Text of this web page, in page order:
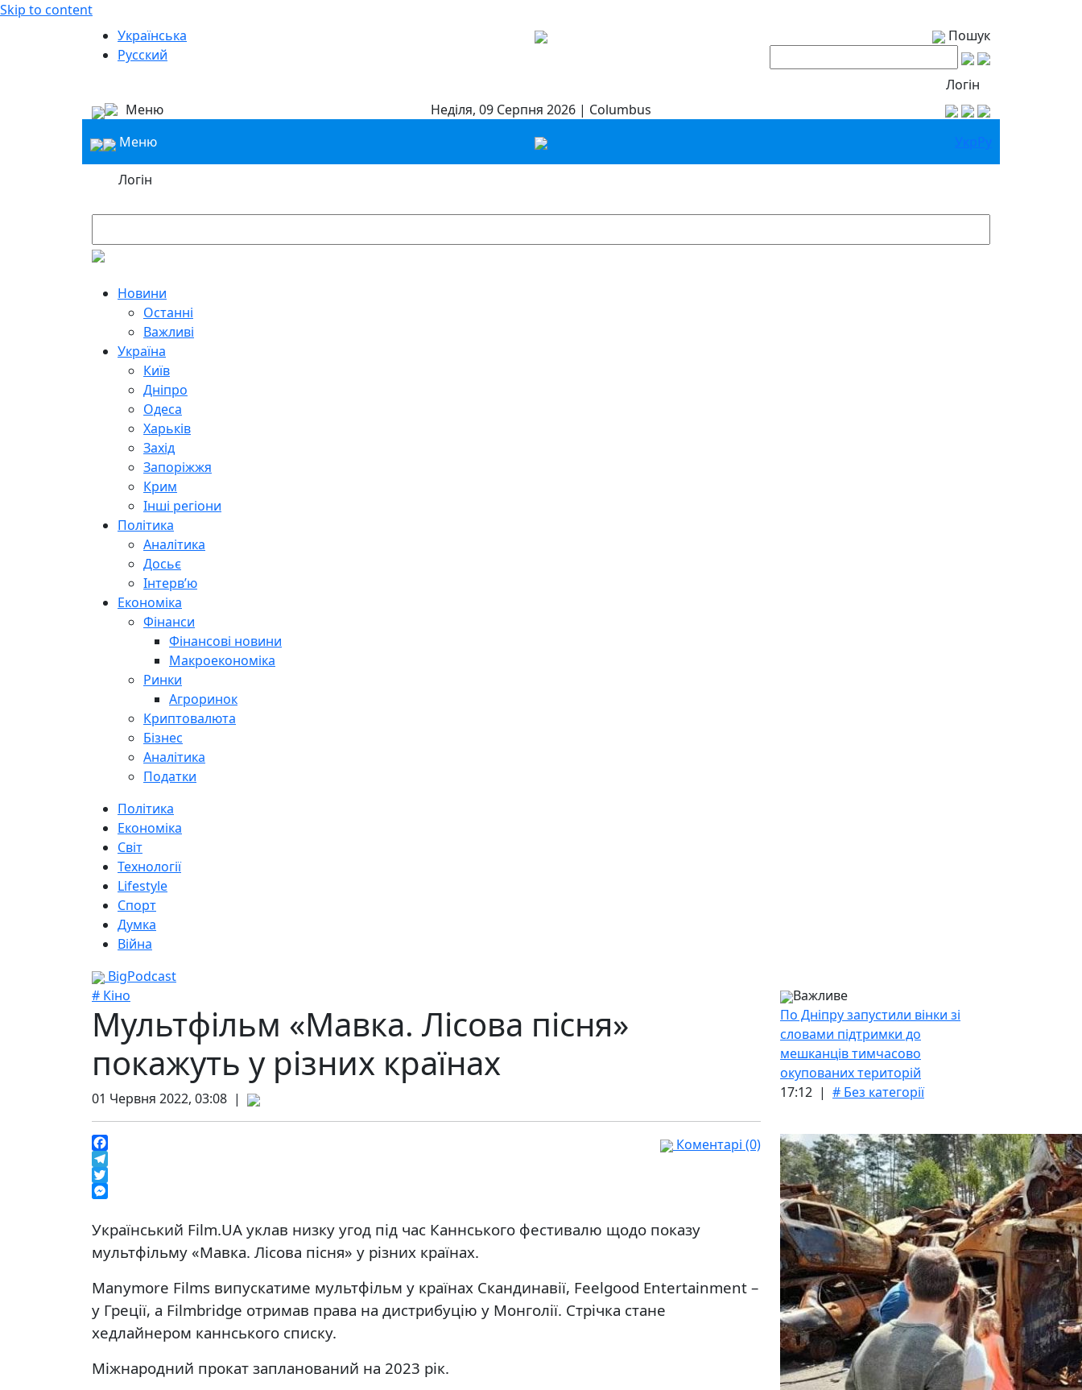
Skip to content
Українська
Русский
Пошук
Логін
Меню
Неділя, 09 Серпня 2026 | Columbus
Меню
УкрРу
Логін
Новини
Останні
Важливі
Україна
Київ
Дніпро
Одеса
Харьків
Захід
Запоріжжя
Крим
Інші регіони
Політика
Аналітика
Досьє
Інтерв’ю
Економіка
Фінанси
Фінансові новини
Макроекономіка
Ринки
Агроринок
Криптовалюта
Бізнес
Аналітика
Податки
Політика
Економіка
Світ
Технології
Lifestyle
Спорт
Думка
Війна
BigPodcast
# Кіно
Мультфільм «Мавка. Лісова пісня»
покажуть у різних країнах
01 Червня 2022, 03:08 |
Facebook
Telegram
Twitter
Коментарі (0)
Український Film.UA уклав низку угод під час Каннського фестивалю щодо показу
мультфільму «Мавка. Лісова пісня» у різних країнах.
Manymore Films випускатиме мультфільм у країнах Скандинавії, Feelgood Entertainment –
у Греції, а Filmbridge отримав права на дистрибуцію у Монголії. Стрічка стане
хедлайнером каннського списку.
Міжнародний прокат запланований на 2023 рік.
Важливе
По Дніпру запустили вінки зі
словами підтримки до
мешканців тимчасово
окупованих територій
17:12 | # Без категорії